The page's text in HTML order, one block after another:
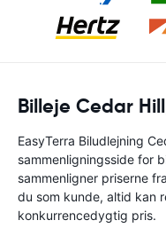
Billeje Cedar
EasyTerra Biludlejning
sammenligningsside for
sammenligner priserne
du som kunde, altid kan
konkurrencedygtig pris.